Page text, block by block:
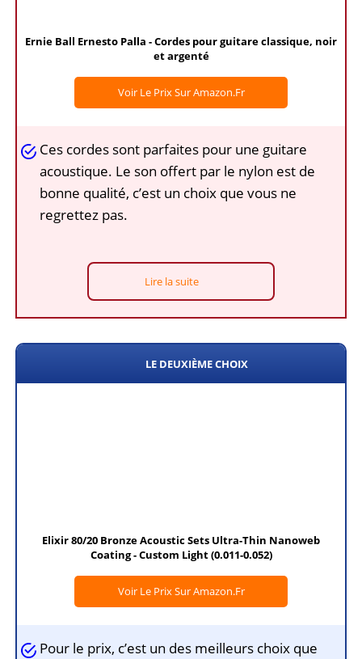
Ernie Ball Ernesto Palla - Cordes pour guitare classique, noir
et argenté
Voir Le Prix Sur Amazon.fr
Ces cordes sont parfaites pour une guitare
acoustique. Le son offert par le nylon est de
bonne qualité, c’est un choix que vous ne
regrettez pas.
Lire la suite
LE DEUXIÈME CHOIX
Elixir 80/20 Bronze Acoustic Sets Ultra-Thin Nanoweb
Coating - Custom Light (0.011-0.052)
Voir Le Prix Sur Amazon.fr
Pour le prix, c’est un des meilleurs choix que